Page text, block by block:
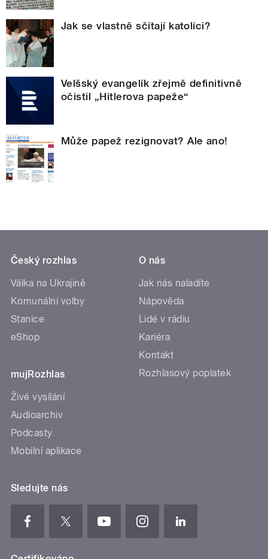
Jak se vlastně sčítají katolíci?
Velšský evangelík zřejmě definitivně
očistil „Hitlerova papeže“
Může papež rezignovat? Ale ano!
Český rozhlas
Válka na Ukrajině
Komunální volby
Stanice
eShop
mujRozhlas
Živé vysílání
Audioarchiv
Podcasty
Mobilní aplikace
O nás
Jak nás naladíte
Nápověda
Lidé v rádiu
Kariéra
Kontakt
Rozhlasový poplatek
Sledujte nás